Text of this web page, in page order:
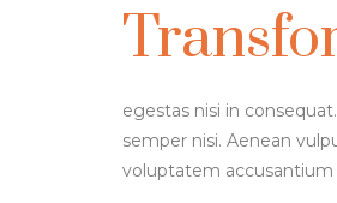
egestas nisi in
semper nisi. Aenean
voluptatem